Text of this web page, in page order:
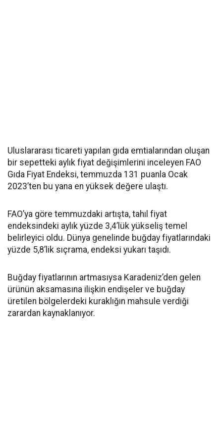
Uluslararası ticareti yapılan gıda emtialarından oluşan
bir sepetteki aylık fiyat değişimlerini inceleyen FAO
Gıda Fiyat Endeksi, temmuzda 131 puanla Ocak
2023’ten bu yana en yüksek değere ulaştı.
FAO’ya göre temmuzdaki artışta, tahıl fiyat
endeksindeki aylık yüzde 3,4’lük yükseliş temel
belirleyici oldu. Dünya genelinde buğday fiyatlarındaki
yüzde 5,8’lik sıçrama, endeksi yukarı taşıdı.
Buğday fiyatlarının artmasıysa Karadeniz’den gelen
ürünün aksamasına ilişkin endişeler ve buğday
üretilen bölgelerdeki kuraklığın mahsule verdiği
zarardan kaynaklanıyor.